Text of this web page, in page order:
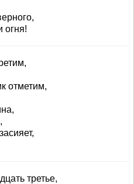
огня!
отметим,
третье,